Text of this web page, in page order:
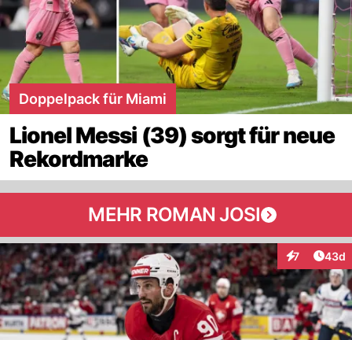
Doppelpack für Miami
Lionel Messi (39) sorgt für neue
Rekordmarke
MEHR ROMAN JOSI
7
Interaktionen
43d